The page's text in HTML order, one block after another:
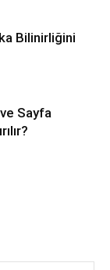
Bilinirliğini
Sayfa